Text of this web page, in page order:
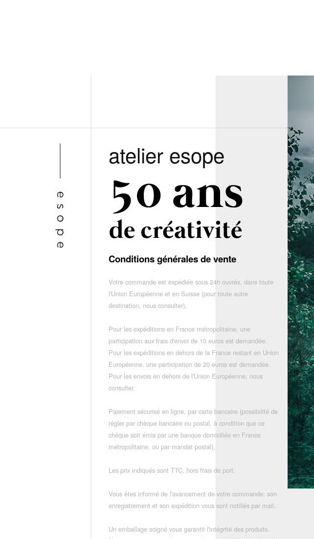
atelier esope
Conditions générales de vente
Votre commande est expédiée sous 24h ouvrés, dans toute
l'Union Européenne et en Suisse (pour toute autre
destination, nous consulter),
Pour les expéditions en France métropolitaine, une
participation aux frais d'envoi de 10 euros est demandée.
Pour les expéditions en dehors de la France restant en Union
Européenne, une participation de 20 euros est demandée.
Pour les envois en dehors de l'Union Européenne, nous
consulter.
Paiement sécurisé en ligne, par carte bancaire (possibilité de
régler par chèque bancaire ou postal, à condition que ce
chèque soit émis par une banque domiciliée en France
métropolitaine, ou par mandat postal),
Les prix indiqués sont TTC, hors frais de port,
Vous êtes informé de l'avancement de votre commande: son
enregistrement et son expédition vous sont notifiés par mail.
Un emballage soigné vous garantit l'intégrité des produits.